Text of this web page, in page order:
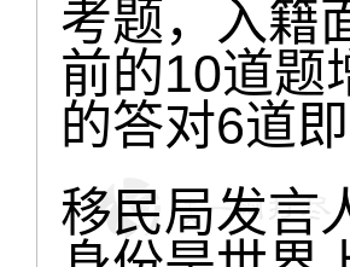
考题，入籍
前的10道题
的答对6道
移民局发言